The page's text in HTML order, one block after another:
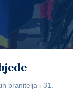
branitelja i 31.